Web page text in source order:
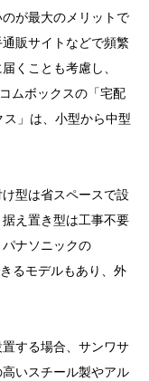
が最大のメリットで
販サイトなどで頻繁
くことも考慮し、
ムボックスの「宅配
」は、小型から中型
型は省スペースで設
え置き型は工事不要
ナソニックの
るモデルもあり、外
置する場合、サンワサ
いスチール製やアル